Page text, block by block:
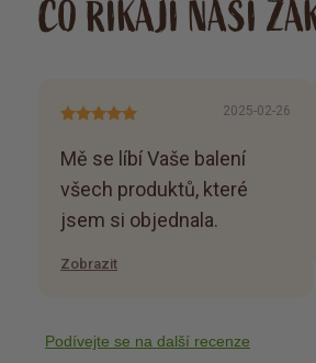
CO ŘÍKAJÍ NAŠI
2025-02-26
Mě se líbí Vaše balení
všech produktů, které
jsem si objednala.
Zobrazit
Podívejte se na další recenze